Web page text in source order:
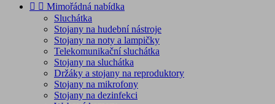
  Mimořádná nabídka
Sluchátka
Stojany na hudební nástroje
Stojany na noty a lampičky
Telekomunikační sluchátka
Stojany na sluchátka
Držáky a stojany na reproduktory
Stojany na mikrofony
Stojany na dezinfekci